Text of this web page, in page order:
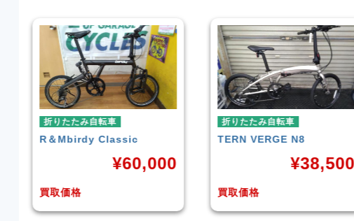
折りたたみ自転車
TERNVERGE N8
買取価格
¥38,500
折りたたみ自転車
RENAULTLIGHT-8 AL-
買取価格
¥